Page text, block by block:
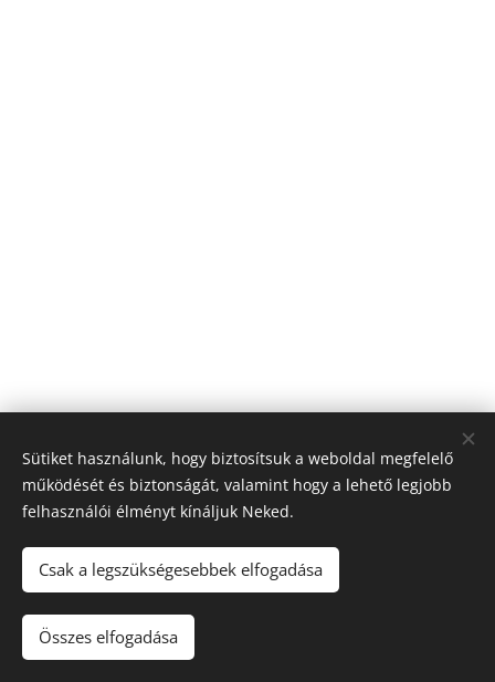
© 2026 Nagyfólia Kft. Minden jog fenntartva
Sütik
Sütiket használunk, hogy biztosítsuk a weboldal megfelelő
működését és biztonságát, valamint hogy a lehető legjobb
felhasználói élményt kínáljuk Neked.
Csak a legszükségesebbek elfogadása
Összes elfogadása